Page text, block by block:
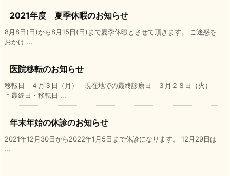
2021年度 夏季休暇のお知らせ
8月8日(日)から8月15日(日)まで夏季休暇とさせて頂きます。 ご迷惑を
おかけ ...
医院移転のお知らせ
移転日 ４月３日（月） 現在地での最終診療日 ３月２８日（火）
＊最終日・移転日 ...
年末年始の休診のお知らせ
2021年12月30日から2022年1月5日まで休診になります。 12月29日は
...